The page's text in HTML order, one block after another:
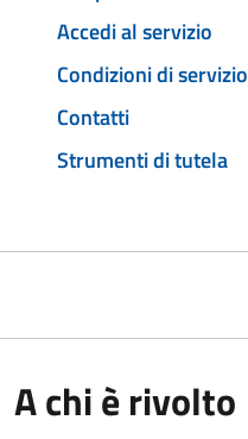
Accedi al servizio
Condizioni di servizio
Contatti
Strumenti di tutela
A chi è rivolto